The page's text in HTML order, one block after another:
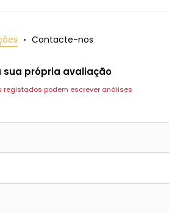
Contacte-nos
sua própria avaliação
registados podem escrever análises